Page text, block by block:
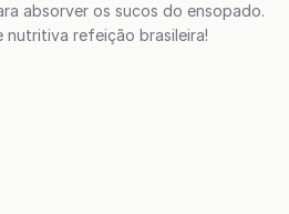
absorver os sucos do ensopado.
nutritiva refeição brasileira!